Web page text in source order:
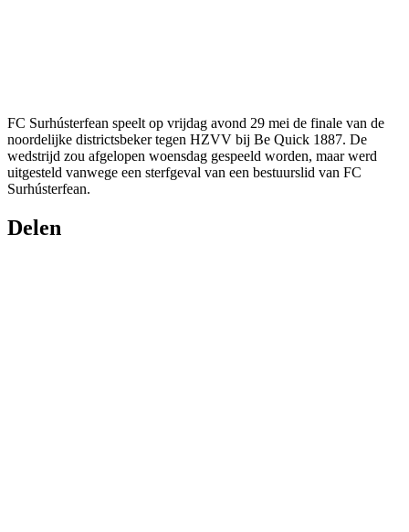
FC Surhústerfean speelt op vrijdag avond 29 mei de finale van de
noordelijke districtsbeker tegen HZVV bij Be Quick 1887. De
wedstrijd zou afgelopen woensdag gespeeld worden, maar werd
uitgesteld vanwege een sterfgeval van een bestuurslid van FC
Surhústerfean.
Delen